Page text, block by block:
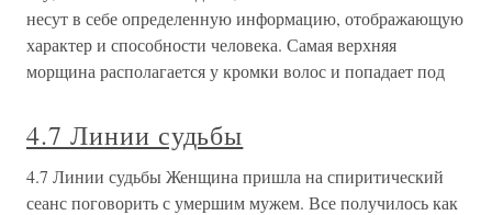
несут в себе определенную информацию, отображающую
характер и способности человека. Самая верхняя
морщина располагается у кромки волос и попадает под
4.7 Линии судьбы
4.7 Линии судьбы Женщина пришла на спиритический
сеанс поговорить с умершим мужем. Все получилось как